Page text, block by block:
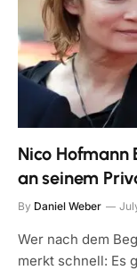
Nico Hofmann
an seinem
By Daniel Weber
Wer nach dem
merkt schnell: Es